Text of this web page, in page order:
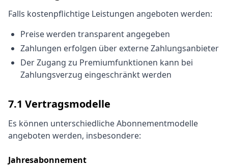
Falls kostenpflichtige Leistungen angeboten werden:
Preise werden transparent angegeben
Zahlungen erfolgen über externe Zahlungsanbieter
Der Zugang zu Premiumfunktionen kann bei
Zahlungsverzug eingeschränkt werden
7.1 Vertragsmodelle
Es können unterschiedliche Abonnementmodelle
angeboten werden, insbesondere:
Jahresabonnement